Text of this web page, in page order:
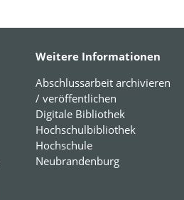
Weitere Informationen
Abschlussarbeit archivieren
/ veröffentlichen
Digitale Bibliothek
Hochschulbibliothek
Hochschule
Neubrandenburg